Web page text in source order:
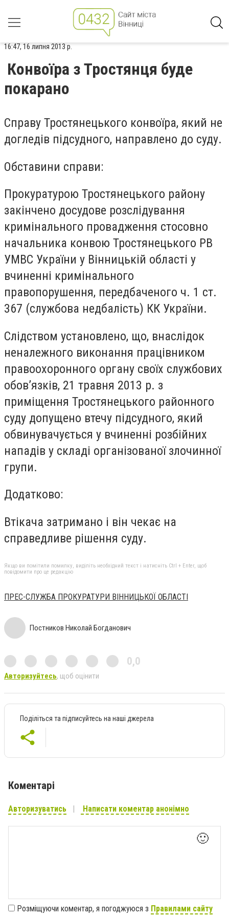
16:47, 16 липня 2013 р.
Конвоїра з Тростянця буде
покарано
Справу Тростянецького конвоїра, який не
догледів підсудного, направлено до суду.
Обставини справи:
Прокуратурою Тростянецького району
закінчено досудове розслідування
кримінального провадження стосовно
начальника конвою Тростянецького РВ
УМВС України у Вінницькій області у
вчиненні кримінального
правопорушення, передбаченого ч. 1 ст.
367 (службова недбалість) КК України.
Слідством установлено, що, внаслідок
неналежного виконання працівником
правоохоронного органу своїх службових
обов’язків, 21 травня 2013 р. з
приміщення Тростянецького районного
суду допущено втечу підсудного, який
обвинувачується у вчиненні розбійних
нападів у складі організованої злочинної
групи.
Додатково:
Втікача затримано і він чекає на
справедливе рішення суду.
Якщо ви помітили помилку, виділіть необхідний текст і натисніть Ctrl + Enter, щоб
повідомити про це редакцію
ПРЕС-СЛУЖБА ПРОКУРАТУРИ ВІННИЦЬКОЇ ОБЛАСТІ
Постников Николай Богданович
0,0
Авторизуйтесь, щоб оцінити
Поділіться та підписуйтесь на наші джерела
Коментарі
Авторизуватись Написати коментар анонімно
🙂
Розміщуючи коментар, я погоджуюся з Правилами сайту